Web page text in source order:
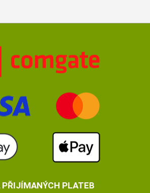
PŘIJÍMANÝCH PLATEB